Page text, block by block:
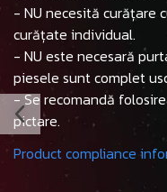
- NU necesită curățare
curățate individual.
- NU este necesară
piesele sunt complet
- Se recomandă
pictare.
Product compliance